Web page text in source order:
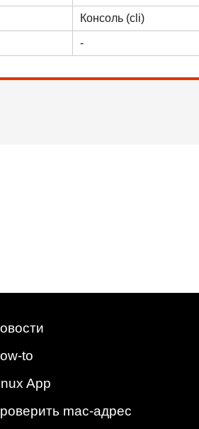
Консоль (cli)
-
to
App
mac-адрес